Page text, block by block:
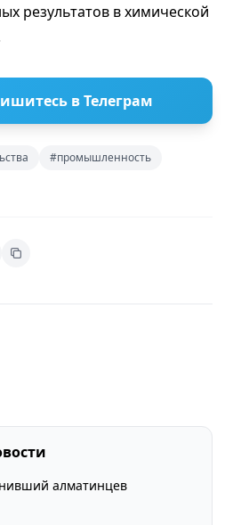
результатов в химической
в Телеграм
#промышленность
алматинцев